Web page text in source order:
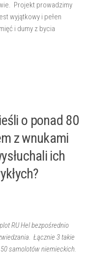
Projekt prowadzimy
wyjątkowy i pełen
i dumy z bycia
o ponad 80
z wnukami
ich
RU Hel bezpośrednio
Łącznie 3 takie
samolotów niemieckich.